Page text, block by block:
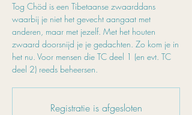
Tog Chöd is een Tibetaanse zwaarddans
waarbij je niet het gevecht aangaat met
anderen, maar met jezelf. Met het houten
zwaard doorsnijd je je gedachten. Zo kom je in
het nu. Voor mensen die TC deel 1 (en evt. TC
deel 2) reeds beheersen.
Registratie is afgesloten